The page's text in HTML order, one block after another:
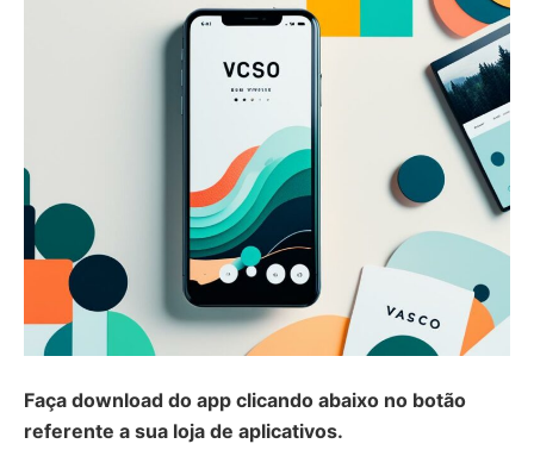
Faça download do app clicando abaixo no botão
referente a sua loja de aplicativos.